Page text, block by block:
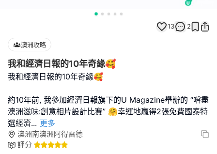
13 2
澳洲攻略
我和經濟日報的10年奇緣🥰
我和經濟日報的10年奇緣🥰
約10年前, 我參加經濟日報旗下的U Magazine舉辦的 “嚐盡
澳洲滋味:創意相片設計比賽” 🤗幸運地贏得2張免費國泰特
選經濟... 更多
澳洲南澳洲阿得雷德
評分